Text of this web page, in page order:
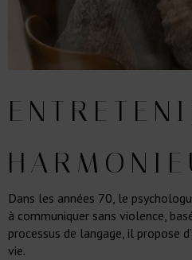
Dans les années 70, le
à communiquer sans violence,
processus de langage, il propose
vie.